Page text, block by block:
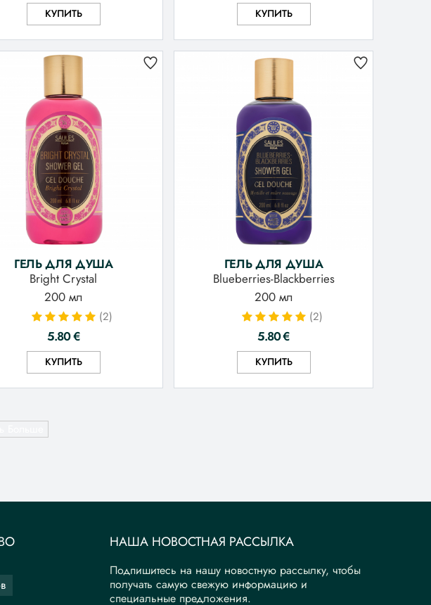
КУПИТЬ КУПИТЬ
ГЕЛЬ ДЛЯ ДУША
Bright Crystal
200 мл
(2)
5.80€
КУПИТЬ
ГЕЛЬ ДЛЯ ДУША
Blueberries-Blackberries
200 мл
(2)
5.80€
КУПИТЬ
НАША НОВОСТНАЯ РАССЫЛКА
Подпишитесь на нашу новостную рассылку, чтобы
получать самую свежую информацию и
специальные предложения.